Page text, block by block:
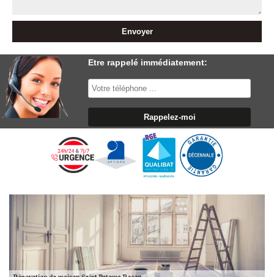
Etre rappelé immédiatement: